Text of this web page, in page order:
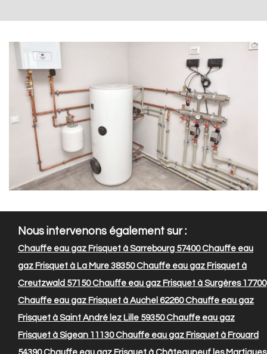
Nous intervenons également sur :
Chauffe eau gaz Frisquet à Sarrebourg 57400Chauffe eau
gaz Frisquet à La Mure 38350Chauffe eau gaz Frisquet à
Creutzwald 57150Chauffe eau gaz Frisquet à Surgères 17700
Chauffe eau gaz Frisquet à Auchel 62260Chauffe eau gaz
Frisquet à Saint André lez Lille 59350Chauffe eau gaz
Frisquet à Sigean 11130Chauffe eau gaz Frisquet à Frouard